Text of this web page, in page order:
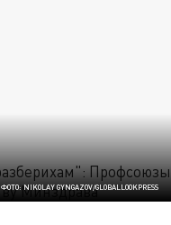
ФОТО: NIKOLAY GYNGAZOV/GLOBALLOOKPRESS